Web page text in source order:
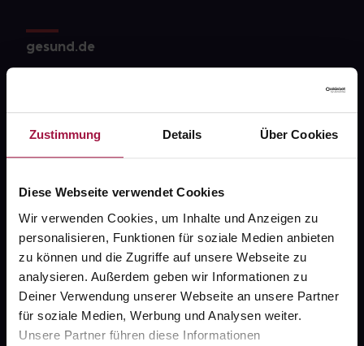
Zustimmung Details Über Cookies
Diese Webseite verwendet Cookies
Wir verwenden Cookies, um Inhalte und Anzeigen zu
personalisieren, Funktionen für soziale Medien anbieten
zu können und die Zugriffe auf unsere Webseite zu
analysieren. Außerdem geben wir Informationen zu
Deiner Verwendung unserer Webseite an unsere Partner
für soziale Medien, Werbung und Analysen weiter.
Unsere Partner führen diese Informationen
gesund.de
Karriere
Newsletter
gesund-versorger.de
Sanitätshäuser
Datenschutz
AGB